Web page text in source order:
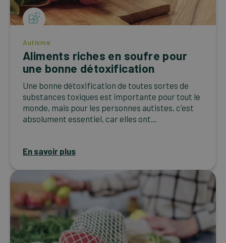
Autisme
Aliments riches en soufre pour
une bonne détoxification
Une bonne détoxification de toutes sortes de
substances toxiques est importante pour tout le
monde, mais pour les personnes autistes, c'est
absolument essentiel, car elles ont...
En savoir plus